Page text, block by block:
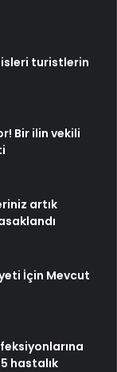
turistlerin
Bir ilin vekili
artık
İçin Mevcut
hastalık